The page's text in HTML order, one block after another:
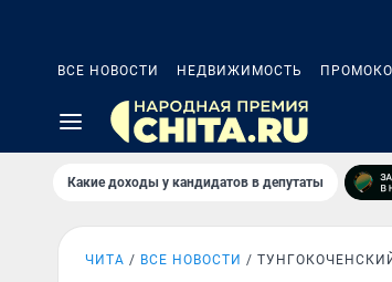
ВСЕ НОВОСТИ НЕДВИЖИМОСТЬ
Какие доходы у кандидатов в депутаты
ЧИТА ВСЕ НОВОСТИ